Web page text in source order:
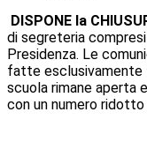
DISPONE la
di segreteria
Presidenza. Le
fatte esclusivamente
scuola rimane aperta
con un numero ridotto